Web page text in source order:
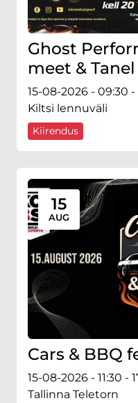
Ghost
meet &
15-08-2026 - 09:30
Kiltsi lennuväli
Kiirendus
15
AUG
Cars & BBQ
15-08-2026 - 11:30 -
Tallinna Teletorn